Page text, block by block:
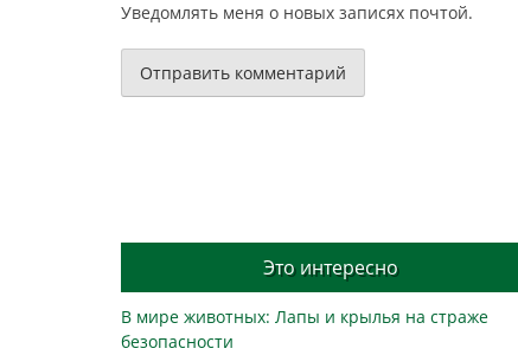
Уведомлять меня о новых записях почтой.
Это интересно
В мире животных: Лапы и крылья на страже
безопасности